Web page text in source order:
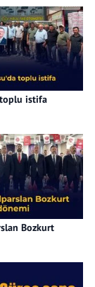
toplu istifa
Bozkurt